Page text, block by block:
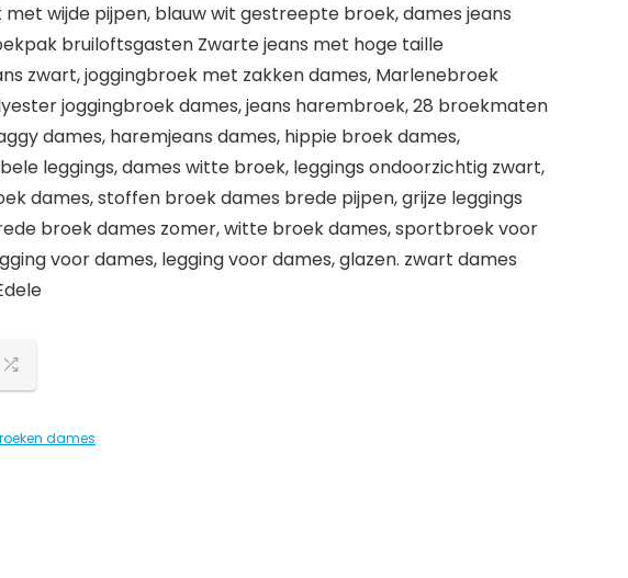
met wijde pijpen, blauw wit gestreepte broek, dames jeans
bruiloftsgasten Zwarte jeans met hoge taille
zwart, joggingbroek met zakken dames, Marlenebroek
joggingbroek dames, jeans harembroek, 28 broekmaten
dames, haremjeans dames, hippie broek dames,
leggings, dames witte broek, leggings ondoorzichtig zwart,
dames, stoffen broek dames brede pijpen, grijze leggings
broek dames zomer, witte broek dames, sportbroek voor
voor dames, legging voor dames, glazen. zwart dames
dames